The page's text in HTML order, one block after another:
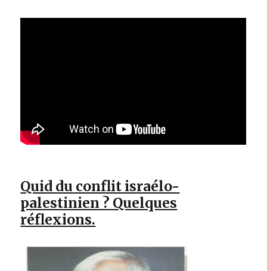
Quid du conflit israélo-
palestinien ? Quelques
réflexions.